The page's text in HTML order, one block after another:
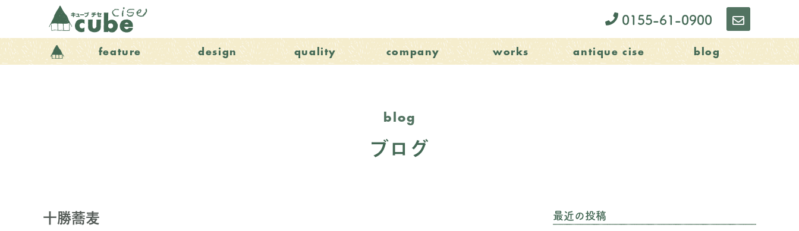
0155-61-0900 お
問
い
feature design quality company works antique cise blog
blog
ブログ
十勝蕎麦 最近の投稿